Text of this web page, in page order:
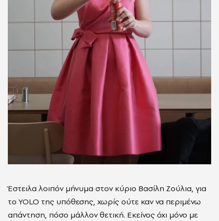
Έστειλα λοιπόν μήνυμα στον κύριο Βασίλη Ζούλια, για
το YOLO της υπόθεσης, χωρίς ούτε καν να περιμένω
απάντηση, πόσο μάλλον θετική. Εκείνος όχι μόνο με